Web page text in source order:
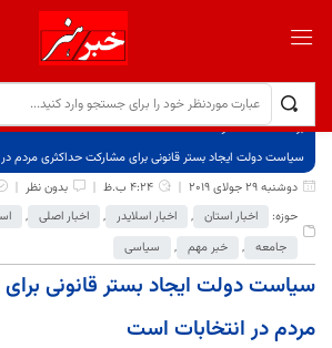
برگ نخست
نوشته‌ها
سیاست دولت ایجاد بستر قانونی برای مشارکت حداکثری مردم
دوشنبه 29 جولای 2019
4:24 ب.ظ بدون نظر
حوزه:
اخبار استان , اخبار اسلایدر , اخبار اصلی ,
جامعه , خبر مهم , سیاسی
سیاست دولت ایجاد بستر قانونی
مردم در انتخابات است